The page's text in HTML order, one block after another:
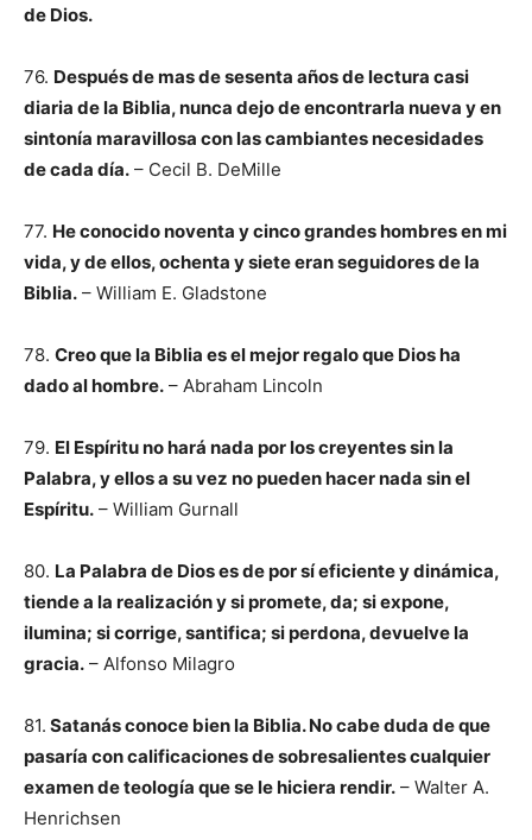
de Dios.
76. Después de mas de sesenta años de lectura casi
diaria de la Biblia, nunca dejo de encontrarla nueva y en
sintonía maravillosa con las cambiantes necesidades
de cada día. – Cecil B. DeMille
77. He conocido noventa y cinco grandes hombres en mi
vida, y de ellos, ochenta y siete eran seguidores de la
Biblia. – William E. Gladstone
78. Creo que la Biblia es el mejor regalo que Dios ha
dado al hombre. – Abraham Lincoln
79. El Espíritu no hará nada por los creyentes sin la
Palabra, y ellos a su vez no pueden hacer nada sin el
Espíritu. – William Gurnall
80. La Palabra de Dios es de por sí eficiente y dinámica,
tiende a la realización y si promete, da; si expone,
ilumina; si corrige, santifica; si perdona, devuelve la
gracia. – Alfonso Milagro
81. Satanás conoce bien la Biblia. No cabe duda de que
pasaría con calificaciones de sobresalientes cualquier
examen de teología que se le hiciera rendir. – Walter A.
Henrichsen